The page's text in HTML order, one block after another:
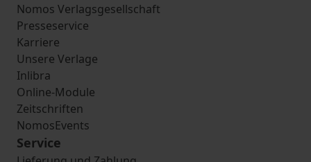
Nomos Verlagsgesellschaft
Presseservice
Karriere
Unsere Verlage
Inlibra
Online-Module
Zeitschriften
NomosEvents
Service